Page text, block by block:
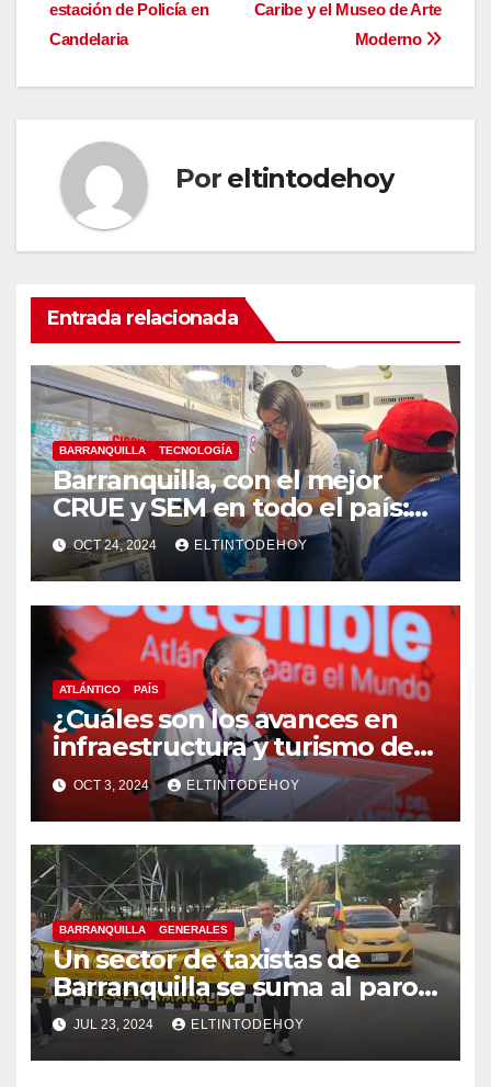
entradas
Caribe y el Museo de Arte
Moderno
estación de Policía en
Candelaria
Por eltintodehoy
Entrada relacionada
BARRANQUILLA TECNOLOGÍA
Barranquilla, con el mejor
CRUE y SEM en todo el país:
MinSalud
OCT 24, 2024 ELTINTODEHOY
ATLÁNTICO PAÍS
¿Cuáles son los avances en
infraestructura y turismo del
Atlántico? Gobernador
responde
OCT 3, 2024 ELTINTODEHOY
BARRANQUILLA GENERALES
Un sector de taxistas de
Barranquilla se suma al paro
nacional
JUL 23, 2024 ELTINTODEHOY